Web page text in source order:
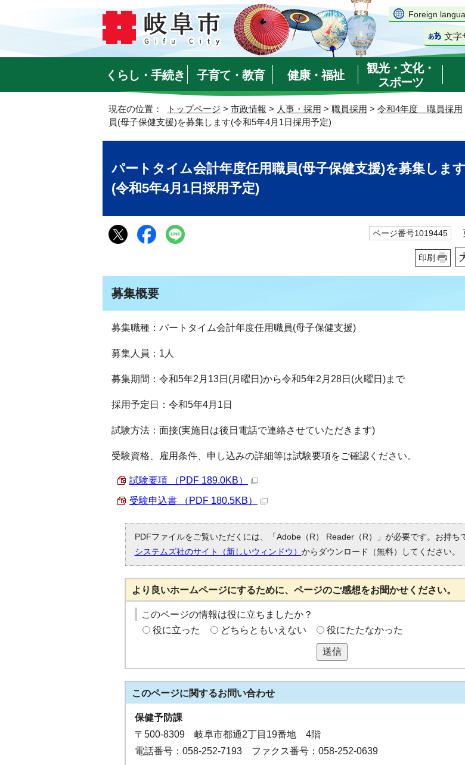
Foreign
文字
くらし・手続き 子育て・教育 健康・福祉
観光・文化・
スポーツ
現在の位置： トップページ > 市政情報 > 人事・採用 > 職員採用 > 令和4年度 職員採用
員(母子保健支援)を募集します(令和5年4月1日採用予定)
パートタイム会計年度任用職員(母子保健支援)を募集します
(令和5年4月1日採用予定)
ページ番号1019445
印刷
募集概要
募集職種：パートタイム会計年度任用職員(母子保健支援)
募集人員：1人
募集期間：令和5年2月13日(月曜日)から令和5年2月28日(火曜日)まで
採用予定日：令和5年4月1日
試験方法：面接(実施日は後日電話で連絡させていただきます)
受験資格、雇用条件、申し込みの詳細等は試験要項をご確認ください。
試験要項 （PDF 189.0KB）
受験申込書 （PDF 180.5KB）
PDFファイルをご覧いただくには、「Adobe（R） Reader（R）」が必要です。お持ち
システムズ社のサイト（新しいウィンドウ） からダウンロード（無料）してください。
より良いホームページにするために、ページのご感想をお聞かせください。
このページの情報は役に立ちましたか？
役に立った
どちらともいえない 役にたたなかった
送信
このページに関するお問い合わせ
保健予防課
〒500-8309 岐阜市都通2丁目19番地 4階
電話番号：058-252-7193 ファクス番号：058-252-0639